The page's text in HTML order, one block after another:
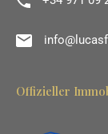
Offizieller